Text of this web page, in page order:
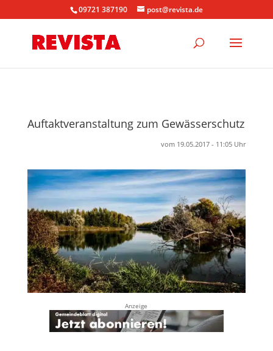
09721 387190 post@revista.de
Auftaktveranstaltung zum Gewässerschutz
vom 19.05.2017 - 11:05 Uhr
Anzeige